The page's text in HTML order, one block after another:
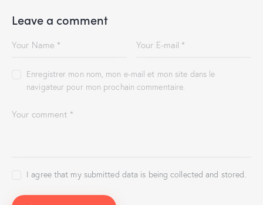
Leave a comment
Enregistrer mon nom, mon e-mail et mon site dans le
navigateur pour mon prochain commentaire.
I agree that my submitted data is being collected and stored.